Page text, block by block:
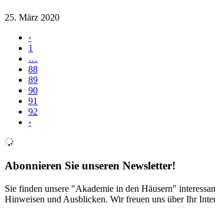
25. März 2020
‹
1
…
88
89
90
91
92
›
Abonnieren Sie unseren Newsletter!
Sie finden unsere "Akademie in den Häusern"
Hinweisen und Ausblicken. Wir freuen uns über Ihr